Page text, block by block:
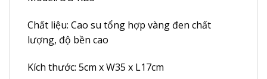
Chất liệu: Cao su tổng hợp vàng đen chất
lượng, độ bền cao
Kích thước: 5cm x W35 x L17cm